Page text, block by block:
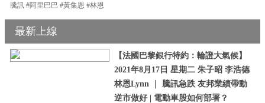
騰訊 #阿里巴巴 #黃集恩 #林恩
最新上線
【法國巴黎銀行特約：輪證大氣候】
2021年8月17日 星期二 朱子昭 李浩德
林恩Lynn ｜ 騰訊急跌 友邦業績帶動
逆市做好 | 電動車股如何部署？